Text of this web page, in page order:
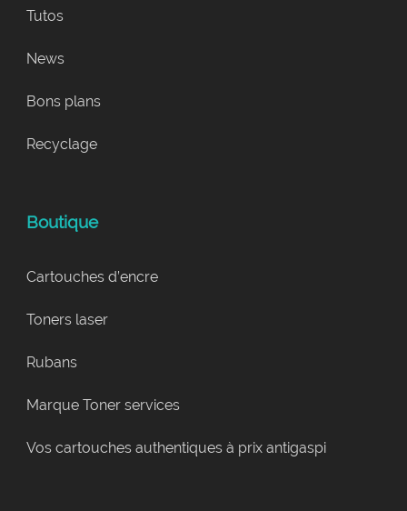
Tutos
News
Bons plans
Recyclage
Boutique
Cartouches d’encre
Toners laser
Rubans
Marque Toner services
Vos cartouches authentiques à prix antigaspi